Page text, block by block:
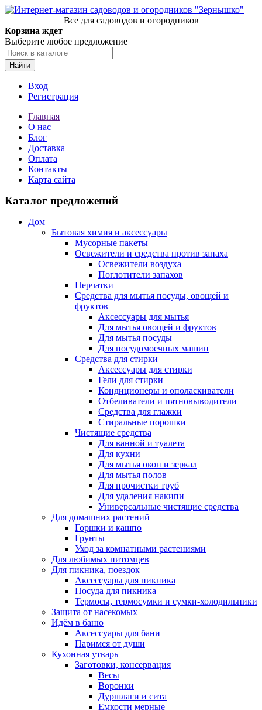
Все для садоводов и огородников
Корзина ждет
Выберите любое предложение
Найти
Вход
Регистрация
Главная
О нас
Блог
Доставка
Оплата
Контакты
Карта сайта
Каталог предложений
Дом
Бытовая химия и аксессуары
Мусорные пакеты
Освежители и средства против запаха
Освежители воздуха
Поглотители запахов
Перчатки
Средства для мытья посуды, овощей и
фруктов
Аксессуары для мытья
Для мытья овощей и фруктов
Для мытья посуды
Для посудомоечных машин
Средства для стирки
Аксессуары для стирки
Гели для стирки
Кондиционеры и ополаскиватели
Отбеливатели и пятновыводители
Средства для глажки
Стиральные порошки
Чистящие средства
Для ванной и туалета
Для кухни
Для мытья окон и зеркал
Для мытья полов
Для прочистки труб
Для удаления накипи
Универсальные чистящие средства
Для домашних растений
Горшки и кашпо
Грунты
Уход за комнатными растениями
Для любимых питомцев
Для пикника, поездок
Аксессуары для пикника
Посуда для пикника
Термосы, термосумки и сумки-холодильники
Защита от насекомых
Идём в баню
Аксессуары для бани
Паримся от души
Кухонная утварь
Заготовки, консервация
Весы
Воронки
Дуршлаги и сита
Емкости мерные